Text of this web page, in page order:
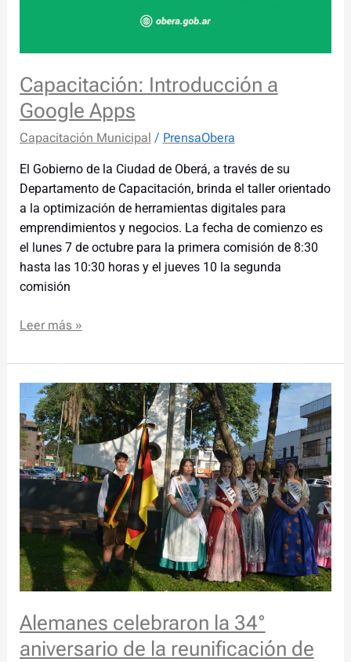
Capacitación: Introducción a
Google Apps
Capacitación Municipal / PrensaObera
El Gobierno de la Ciudad de Oberá, a través de su
Departamento de Capacitación, brinda el taller orientado
a la optimización de herramientas digitales para
emprendimientos y negocios. La fecha de comienzo es
el lunes 7 de octubre para la primera comisión de 8:30
hasta las 10:30 horas y el jueves 10 la segunda
comisión
Leer más »
Alemanes celebraron la 34°
aniversario de la reunificación de
Alemanes
celebraron
la
34°
aniversario
de
la
reunificación
de
su
país